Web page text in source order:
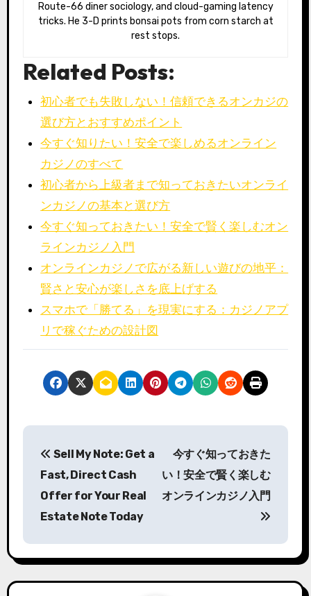
Route-66 diner sociology, and cloud-gaming latency
tricks. He 3-D prints bonsai pots from corn starch at
rest stops.
Related Posts:
初心者でも失敗しない！信頼できるオンカジの
選び方とおすすめポイント
今すぐ知りたい！安全で楽しめるオンライン
カジノのすべて
初心者から上級者まで知っておきたいオンライ
ンカジノの基本と選び方
今すぐ知っておきたい！安全で賢く楽しむオン
ラインカジノ入門
オンラインカジノで広がる新しい遊びの地平：
賢さと安心が楽しさを底上げする
スマホで「勝てる」を現実にする：カジノアプ
リで稼ぐための設計図
P
n
a
Sell My Note: Get a
Fast, Direct Cash
Offer for Your Real
Estate Note Today
今すぐ知っておきた
い！安全で賢く楽しむ
オンラインカジノ入門